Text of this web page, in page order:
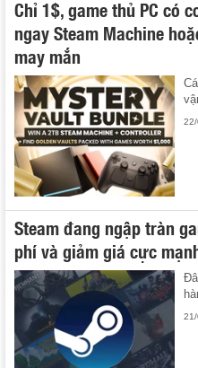
Chỉ 1$, game thủ PC có
ngay Steam Machine
may mắn
Steam đang ngập tràn
phí và giảm giá cực